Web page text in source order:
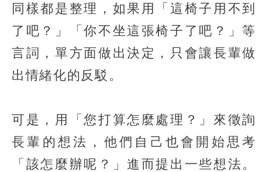
同樣都是整理，如果用「這椅子用不到
了吧？」「你不坐這張椅子了吧？」等
言詞，單方面做出決定，只會讓長輩做
出情緒化的反駁。
可是，用「您打算怎麼處理？」來徵詢
長輩的想法，他們自己也會開始思考
「該怎麼辦呢？」進而提出一些想法。